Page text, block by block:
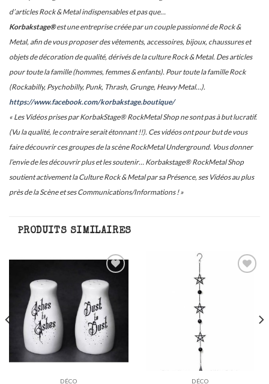
d’articles Rock & Metal indispensables et pas que…
Korbakstage®est une entreprise créée par un couple passionné de Rock &
Metal, afin de vous proposer des vêtements, accessoires, bijoux, chaussures et
objets de décoration de qualité, dérivés de la culture Rock & Metal. Des articles
pour toute la famille (hommes, femmes & enfants). Pour toute la famille Rock
(Rockabilly, Psychobilly, Punk, Thrash, Grunge, Heavy Metal…).
https://www.facebook.com/korbakstage.boutique/
« Les Vidéos prises par KorbakStage® RockMetal Shop ne sont pas à but lucratif.
(Vu la qualité, le contraire serait étonnant !!). Ces vidéos ont pour but de vous
faire découvrir ces groupes de la scène RockMetal Underground. Vous donner
l’envie de les découvrir plus et les soutenir… Korbakstage® RockMetal Shop
soutient activement la Culture Rock & Metal par sa Présence, ses Vidéos au plus
près de la Scène et ses Communications/Informations ! »
PRODUITS SIMILAIRES
Ajouter
à ma
liste
DÉCO DÉCO